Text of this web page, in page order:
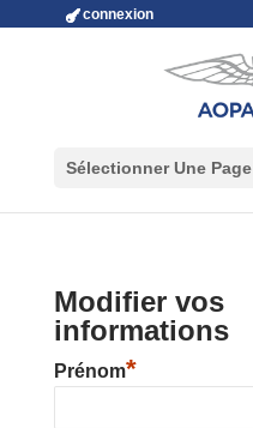
connexion
Sélectionner Une Page
Modifier vos
informations
Prénom*